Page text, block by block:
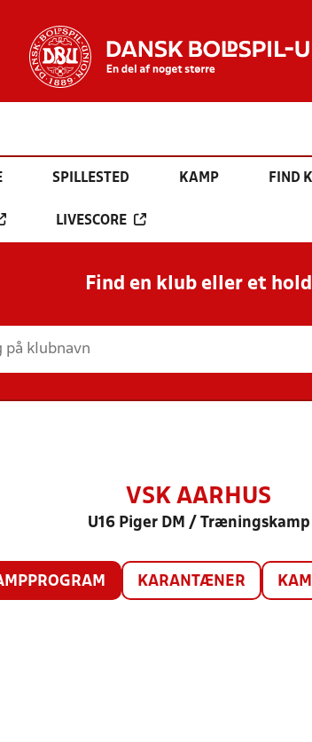
SPILLESTED KAMP FIND
LIVESCORE
Find en klub eller et hold
VSK AARHUS
U16 Piger DM / Træningskamp
KARANTÆNER